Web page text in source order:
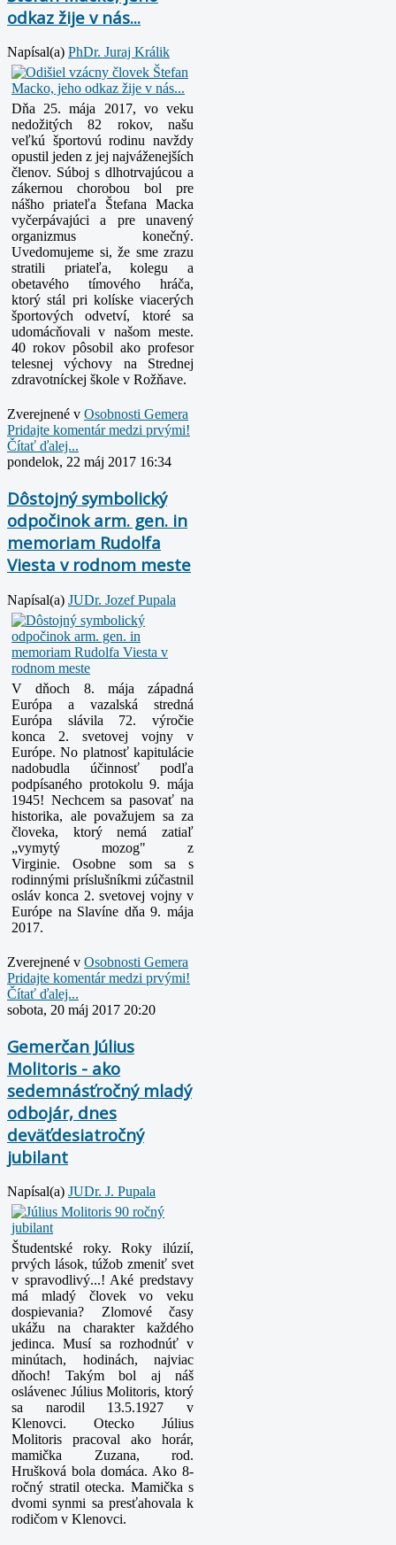
odkaz žije v nás...
Napísal(a) PhDr. Juraj Králik
Dňa 25. mája 2017, vo veku
nedožitých 82 rokov, našu
veľkú športovú rodinu navždy
opustil jeden z jej najváženejších
členov. Súboj s dlhotrvajúcou a
zákernou chorobou bol pre
nášho priateľa Štefana Macka
vyčerpávajúci a pre unavený
organizmus konečný.
Uvedomujeme si, že sme zrazu
stratili priateľa, kolegu a
obetavého tímového hráča,
ktorý stál pri kolíske viacerých
športových odvetví, ktoré sa
udomácňovali v našom meste.
40 rokov pôsobil ako profesor
telesnej výchovy na Strednej
zdravotníckej škole v Rožňave.
Zverejnené v Osobnosti Gemera
Pridajte komentár medzi prvými!
Čítať ďalej...
pondelok, 22 máj 2017 16:34
Dôstojný symbolický
odpočinok arm. gen. in
memoriam Rudolfa
Viesta v rodnom meste
Napísal(a) JUDr. Jozef Pupala
V dňoch 8. mája západná
Európa a vazalská stredná
Európa slávila 72. výročie
konca 2. svetovej vojny v
Európe. No platnosť kapitulácie
nadobudla účinnosť podľa
podpísaného protokolu 9. mája
1945! Nechcem sa pasovať na
historika, ale považujem sa za
človeka, ktorý nemá zatiaľ
„vymytý mozog" z
Virginie.Osobne som sa s
rodinnými príslušníkmi zúčastnil
osláv konca 2. svetovej vojny v
Európe na Slavíne dňa 9. mája
2017.
Zverejnené v Osobnosti Gemera
Pridajte komentár medzi prvými!
Čítať ďalej...
sobota, 20 máj 2017 20:20
Gemerčan Július
Molitoris - ako
sedemnásťročný mladý
odbojár, dnes
deväťdesiatročný
jubilant
Napísal(a) JUDr. J. Pupala
Študentské roky. Roky ilúzií,
prvých lások, túžob zmeniť svet
v spravodlivý...! Aké predstavy
má mladý človek vo veku
dospievania? Zlomové časy
ukážu na charakter každého
jedinca. Musí sa rozhodnúť v
minútach, hodinách, najviac
dňoch! Takým bol aj náš
oslávenec Július Molitoris, ktorý
sa narodil 13.5.1927 v
Klenovci. Otecko Július
Molitoris pracoval ako horár,
mamička Zuzana, rod.
Hrušková bola domáca. Ako 8-
ročný stratil otecka. Mamička s
dvomi synmi sa presťahovala k
rodičom v Klenovci.